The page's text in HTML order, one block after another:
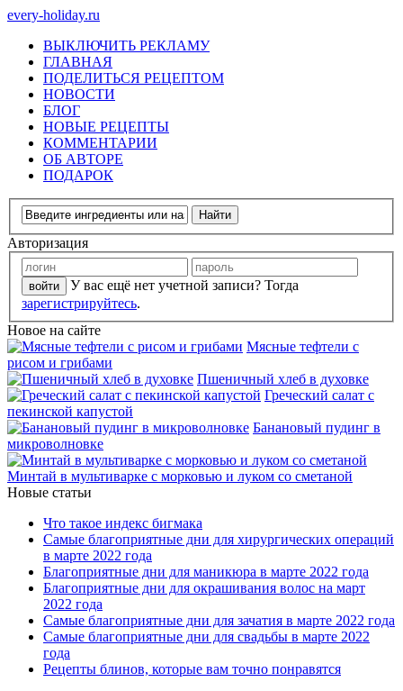
every-holiday.ru
ВЫКЛЮЧИТЬ РЕКЛАМУ
ГЛАВНАЯ
ПОДЕЛИТЬСЯ РЕЦЕПТОМ
НОВОСТИ
БЛОГ
НОВЫЕ РЕЦЕПТЫ
КОММЕНТАРИИ
ОБ АВТОРЕ
ПОДАРОК
Авторизация
У вас ещё нет учетной записи? Тогда
зарегистрируйтесь.
Новое на сайте
Мясные тефтели с
рисом и грибами
Пшеничный хлеб в духовке
Греческий салат с
пекинской капустой
Банановый пудинг в
микроволновке
Минтай в мультиварке с морковью и луком со сметаной
Новые статьи
Что такое индекс бигмака
Самые благоприятные дни для хирургических операций
в марте 2022 года
Благоприятные дни для маникюра в марте 2022 года
Благоприятные дни для окрашивания волос на март
2022 года
Самые благоприятные дни для зачатия в марте 2022 года
Самые благоприятные дни для свадьбы в марте 2022
года
Рецепты блинов, которые вам точно понравятся